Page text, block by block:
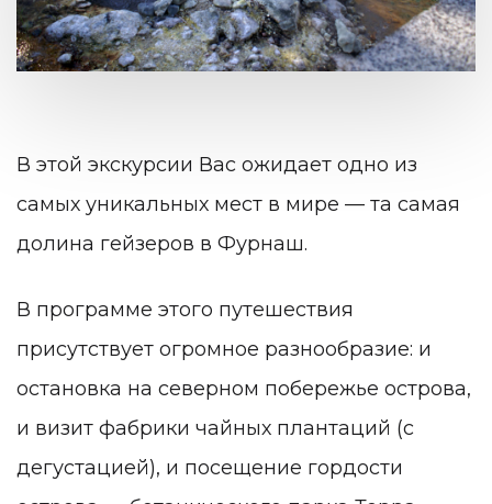
В этой экскурсии Вас ожидает одно из
самых уникальных мест в мире — та самая
долина гейзеров в Фурнаш.
В программе этого путешествия
присутствует огромное разнообразие: и
остановка на северном побережье острова,
и визит фабрики чайных плантаций (с
дегустацией), и посещение гордости